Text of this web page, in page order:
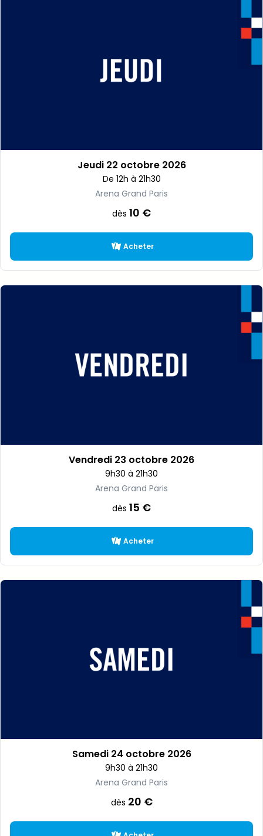
Jeudi 22 octobre 2026
De 12h à 21h30
Arena Grand Paris
dès 10 €
Acheter
Vendredi 23 octobre 2026
9h30 à 21h30
Arena Grand Paris
dès 15 €
Acheter
Samedi 24 octobre 2026
9h30 à 21h30
Arena Grand Paris
dès 20 €